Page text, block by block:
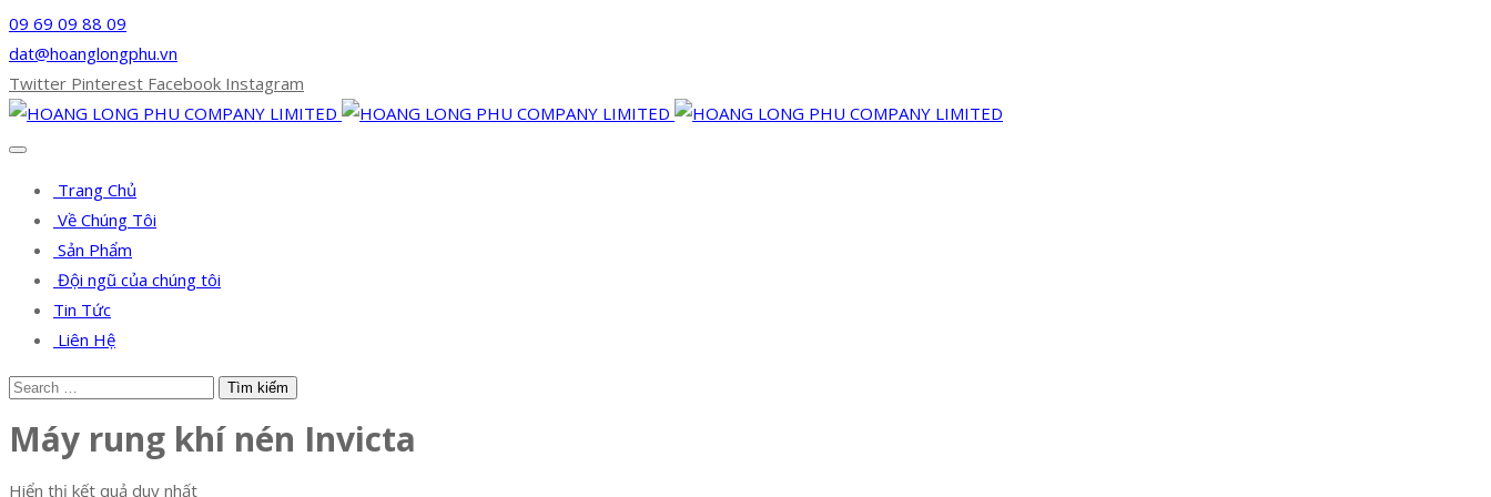
09 69 09 88 09
dat@hoanglongphu.vn
Twitter Pinterest Facebook Instagram
Trang Chủ
Về Chúng Tôi
Sản Phẩm
Đội ngũ của chúng tôi
Tin Tức
Liên Hệ
Máy rung khí nén Invicta
Hiển thị kết quả duy nhất